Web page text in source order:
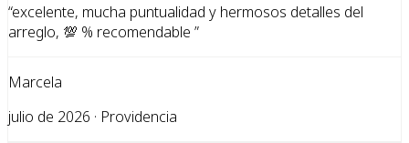
“excelente, mucha puntualidad y hermosos detalles del
arreglo, 💯 % recomendable ”
Marcela
julio de 2026 · Providencia